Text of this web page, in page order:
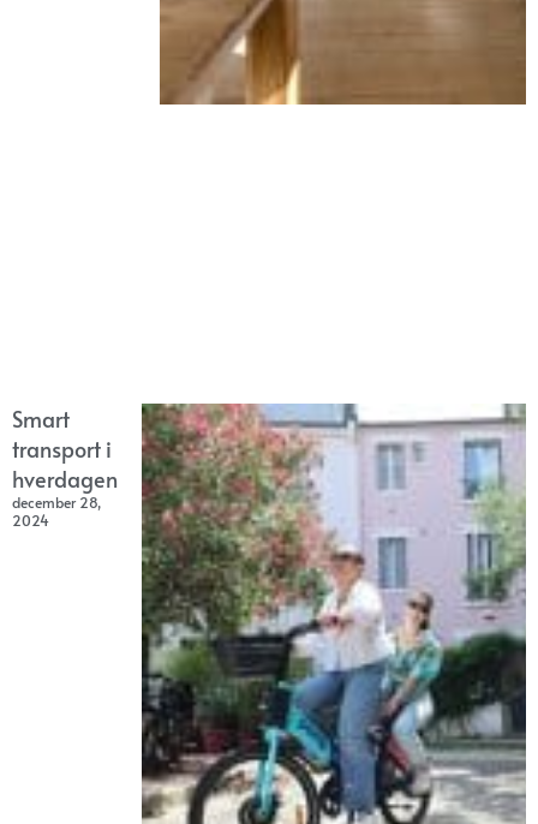
Smart
transport i
hverdagen
december 28,
2024